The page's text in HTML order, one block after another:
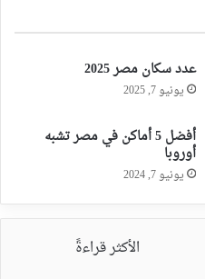
عدد سكان مصر 2025
يونيو 7, 2025
أفضل 5 أماكن في مصر تشبه
أوروبا
يونيو 7, 2024
الأكثر قراءةً